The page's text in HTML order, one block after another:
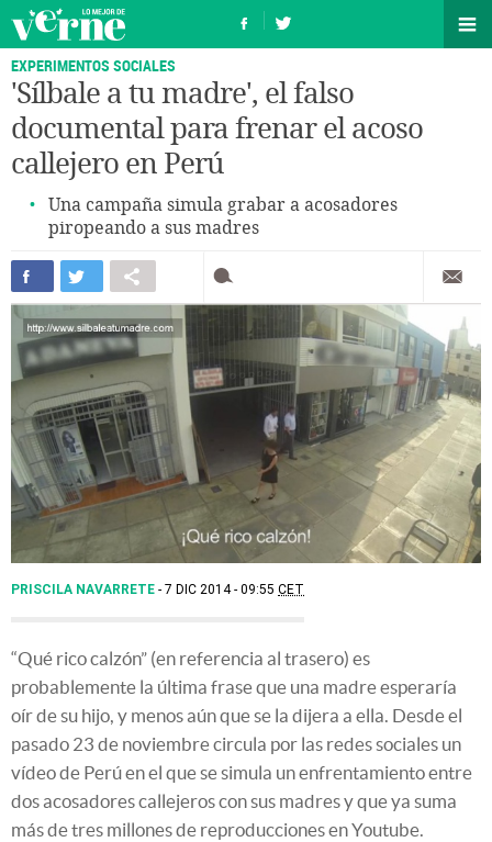
EXPERIMENTOS SOCIALES
'Sílbale a tu madre', el falso
documental para frenar el acoso
callejero en Perú
Una campaña simula grabar a acosadores
piropeando a sus madres
PRISCILA NAVARRETE 7 DIC 2014 - 09:55 CET
“Qué rico calzón” (en referencia al trasero) es
probablemente la última frase que una madre esperaría
oír de su hijo, y menos aún que se la dijera a ella. Desde el
pasado 23 de noviembre circula por las redes sociales un
vídeo de Perú en el que se simula un enfrentamiento entre
dos acosadores callejeros con sus madres y que ya suma
más de tres millones de reproducciones en Youtube.